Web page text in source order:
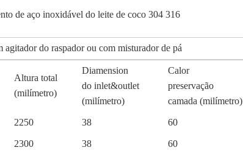
de aço inoxidável do leite de coco 304 316
do raspador ou com misturador de pá
Altura total
(milímetro)
Diamension
do inlet&outlet
(milímetro)
Calor
preservação
camada (milímetro)
2250 38 60
2300 38 60